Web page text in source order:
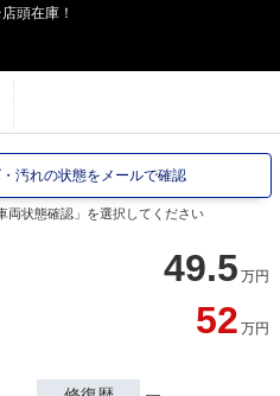
頭在庫！
汚れの状態をメールで確認
両状態確認」を選択してください
49.5 万円
52 万円